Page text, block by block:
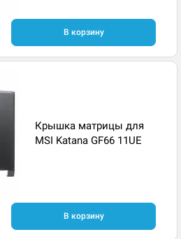
В корзину
Крышка матрицы для
MSI Katana GF66 11UE
В корзину